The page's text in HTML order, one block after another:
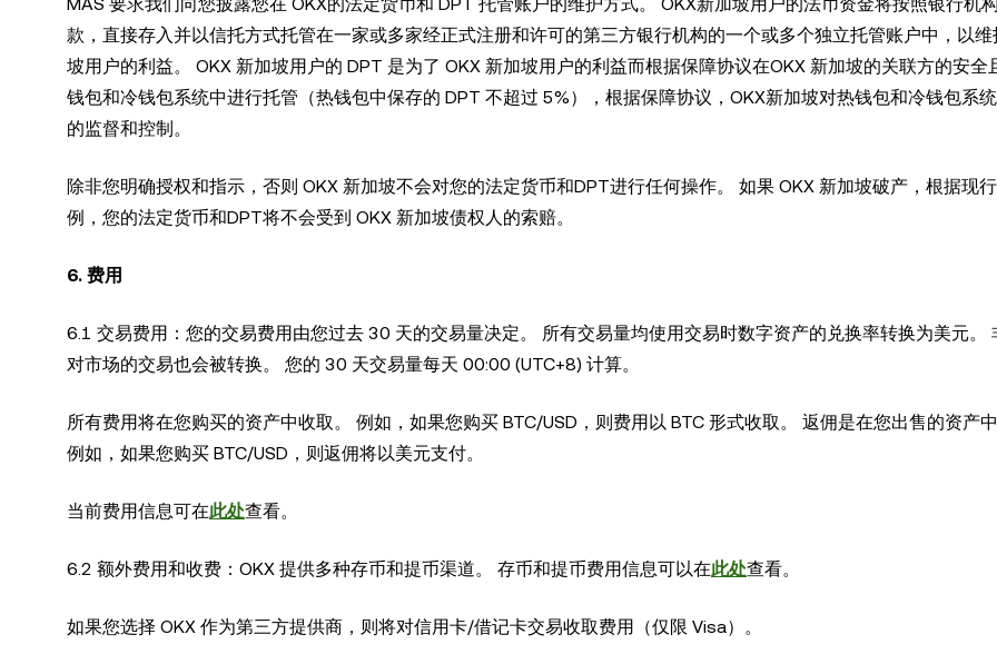
款，直接存入并以信托方式托管在一家或多家经正式注册和许可的第三方银行机构的一个或多个独立托管账户中，以维
坡用户的利益。 OKX 新加坡用户的 DPT 是为了 OKX 新加坡用户的利益而根据保障协议在OKX 新加坡的关联方的安全
钱包和冷钱包系统中进行托管（热钱包中保存的 DPT 不超过 5%），根据保障协议，OKX新加坡对热钱包和冷钱包系
的监督和控制。
除非您明确授权和指示，否则 OKX 新加坡不会对您的法定货币和DPT进行任何操作。 如果 OKX 新加坡破产，根据现
例，您的法定货币和DPT将不会受到 OKX 新加坡债权人的索赔。
6. 费用
6.1 交易费用：您的交易费用由您过去 30 天的交易量决定。 所有交易量均使用交易时数字资产的兑换率转换为美元。
对市场的交易也会被转换。 您的 30 天交易量每天 00:00 (UTC+8) 计算。
所有费用将在您购买的资产中收取。 例如，如果您购买 BTC/USD，则费用以 BTC 形式收取。 返佣是在您出售的资产中
例如，如果您购买 BTC/USD，则返佣将以美元支付。
当前费用信息可在此处查看。
6.2 额外费用和收费：OKX 提供多种存币和提币渠道。 存币和提币费用信息可以在此处查看。
如果您选择 OKX 作为第三方提供商，则将对信用卡/借记卡交易收取费用（仅限 Visa）。